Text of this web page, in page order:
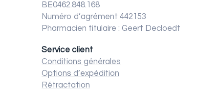
BE0462.848.168
Numéro d’agrément 442153
Pharmacien titulaire : Geert Decloedt
Service client
Conditions générales
Options d’expédition
Rétractation